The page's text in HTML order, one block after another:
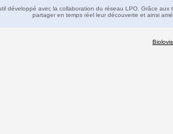
développé avec la collaboration du réseau LPO. Grâce
partager en temps réel leur découverte et ainsi